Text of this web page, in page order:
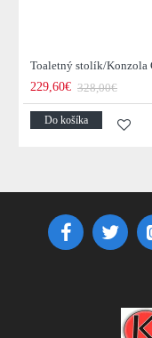
229,60€ 328,00€
Do košíka